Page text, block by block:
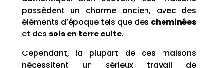
possèdent un charme ancien, avec des
éléments d’époque tels que des cheminées
et des sols en terre cuite.
Cependant, la plupart de ces maisons
nécessitent un sérieux travail de